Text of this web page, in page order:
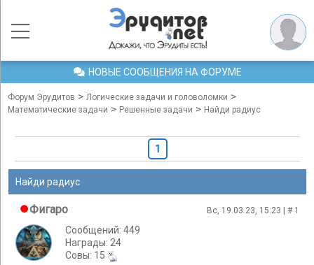
НОВЫЕ СООБЩЕНИЯ НА ФОРУМЕ
Форум Эрудитов > Логические задачи и головоломки >
Математические задачи > Решенные задачи > Найди радиус
1
Найди радиус
Фигаро Вс, 19.03.23, 15:23 | # 1
Сообщений: 449
Награды: 24
Cовы: 15